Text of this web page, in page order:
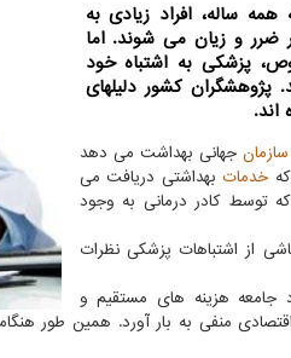
ساله، افراد زیادی به
ضرر و زیان می شوند. اما
پزشكی به اشتباه خود
پژوهشگران كشور دلیلهای
اند.
سازمان جهانی بهداشت می دهد
خدمات بهداشتی دریافت می
توسط کادر درمانی به وجود
از اشتباهات پزشکی نظرات
هزینه های مستقیم و
منفی به بار آورد. همین طور